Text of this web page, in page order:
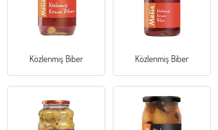
Közlenmiş Biber Közlenmiş Biber